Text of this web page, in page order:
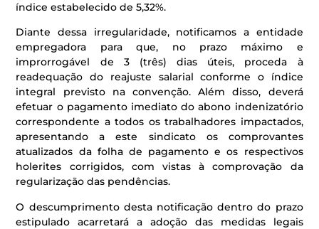
índice estabelecido de 5,32%.
Diante dessa irregularidade, notificamos a entidade
empregadora para que, no prazo máximo e
improrrogável de 3 (três) dias úteis, proceda à
readequação do reajuste salarial conforme o índice
integral previsto na convenção. Além disso, deverá
efetuar o pagamento imediato do abono indenizatório
correspondente a todos os trabalhadores impactados,
apresentando a este sindicato os comprovantes
atualizados da folha de pagamento e os respectivos
holerites corrigidos, com vistas à comprovação da
regularização das pendências.
O descumprimento desta notificação dentro do prazo
estipulado acarretará a adoção das medidas legais